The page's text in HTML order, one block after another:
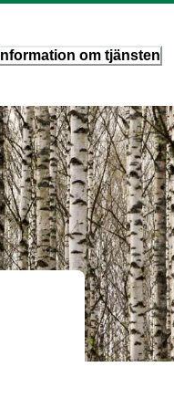
Information om tjänsten